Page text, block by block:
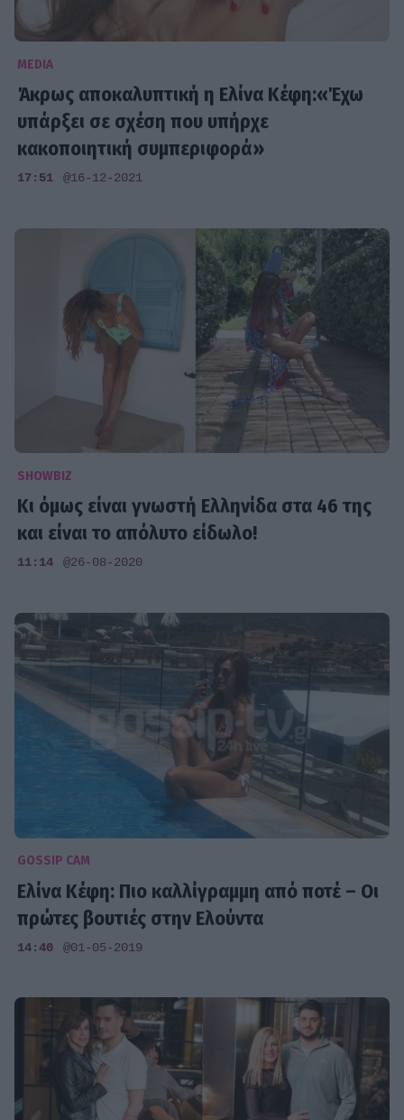
MEDIA
Άκρως αποκαλυπτική η Ελίνα Κέφη:«Έχω
υπάρξει σε σχέση που υπήρχε
κακοποιητική συμπεριφορά»
17:51 @16-12-2021
SHOWBIZ
Κι όμως είναι γνωστή Ελληνίδα στα 46 της
και είναι το απόλυτο είδωλο!
11:14 @26-08-2020
GOSSIP CAM
Ελίνα Κέφη: Πιo καλλίγραμμη από ποτέ – Οι
πρώτες βουτιές στην Ελούντα
14:40 @01-05-2019